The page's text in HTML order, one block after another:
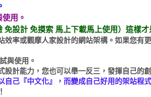
用。
免設計 免摸索 馬上下載馬上使用）這樣
率或觀摩人家設計的網站架構。如果您有
與使用。
計能力，您也可以舉一反三，發揮自己的
己『中文化』，而變成自己好用的架站程